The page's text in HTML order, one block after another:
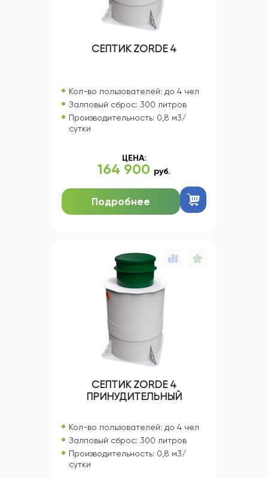
СЕПТИК ZORDE 4
Кол-во пользователей: до 4 чел
Залповый сброс: 300 литров
Производительность: 0,8 м3/
сутки
ЦЕНА:
164 900 руб.
Подробнее
СЕПТИК ZORDE 4
ПРИНУДИТЕЛЬНЫЙ
Кол-во пользователей: до 4 чел
Залповый сброс: 300 литров
Производительность: 0,8 м3/
сутки